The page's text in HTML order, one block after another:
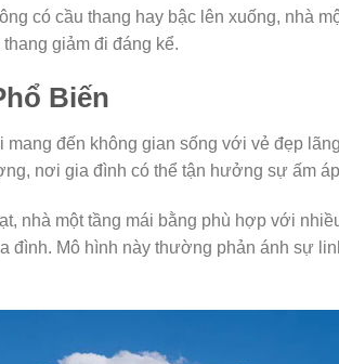
có cầu thang hay bậc lên xuống, nhà
giảm đi đáng kể.
Biến
đến không gian sống với vẻ đẹp
nơi gia đình có thể tận hưởng sự ấm
nhà một tầng mái bằng phù hợp với
đình. Mô hình này thường phản ánh sự